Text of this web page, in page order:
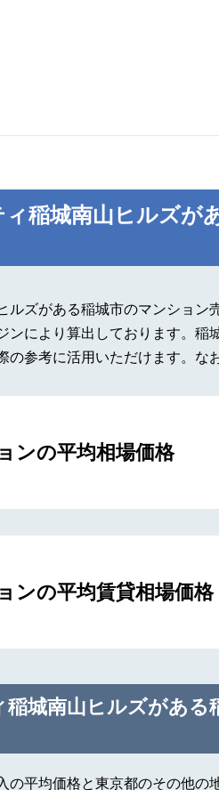
稲城南山ヒルズが
ルズがある稲城市のマンショ
ンにより算出しております。
の参考に活用いただけます。な
ンの平均相場価格
ンの平均賃貸相場価格
城南山ヒルズがある
の平均価格と東京都のその他の